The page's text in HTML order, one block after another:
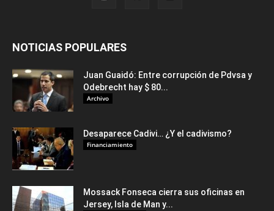
NOTICIAS POPULARES
Juan Guaidó: Entre corrupción de Pdvsa y
Odebrecht hay $ 80...
Archivo
Desaparece Cadivi… ¿Y el cadivismo?
Financiamiento
Mossack Fonseca cierra sus oficinas en
Jersey, Isla de Man y...